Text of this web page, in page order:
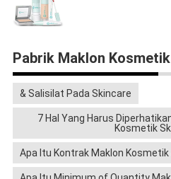
Pabrik Maklon Kosmetik
& Salisilat Pada Skincare
7 Hal Yang Harus
Kosmetik
Apa Itu Kontrak Maklon Kosmetik